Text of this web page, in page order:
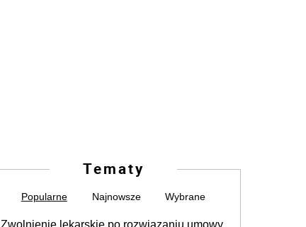
Tematy
Popularne Najnowsze Wybrane
Zwolnienie lekarskie po rozwiązaniu umowy